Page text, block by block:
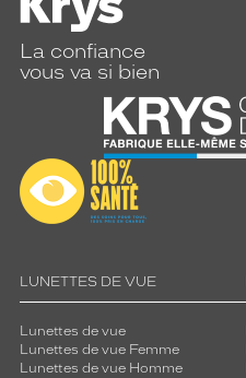
La confiance
vous va si bien
LUNETTES DE VUE
Lunettes de vue
Lunettes de vue Femme
Lunettes de vue Homme